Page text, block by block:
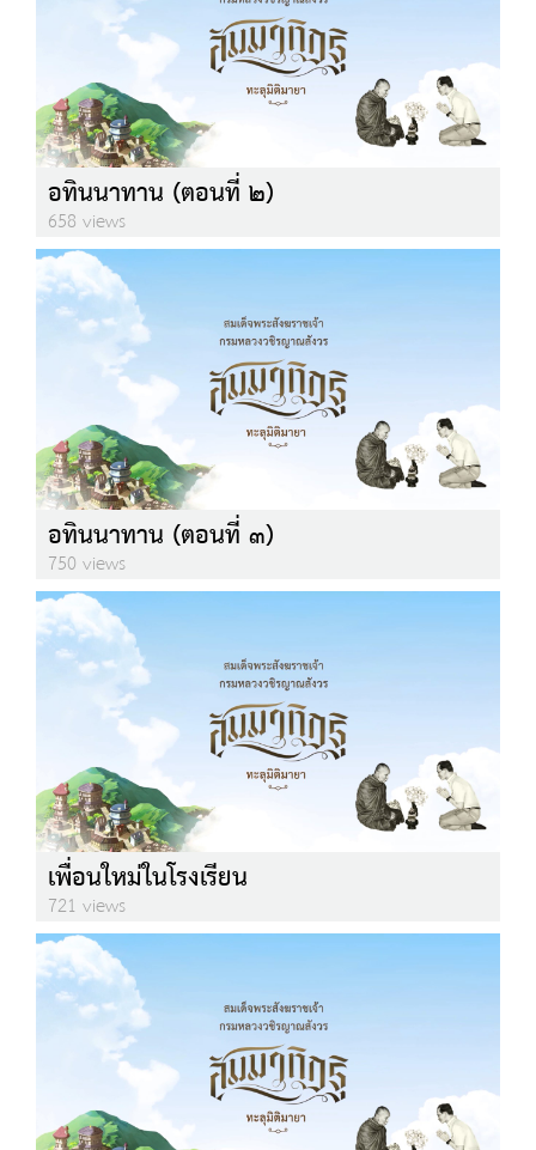
อทินนาทาน (ตอนที่ ๒)
658 views
อทินนาทาน (ตอนที่ ๓)
750 views
เพื่อนใหม่ในโรงเรียน
721 views